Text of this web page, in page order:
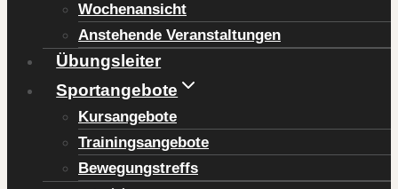
Wochenansicht
Anstehende Veranstaltungen
Übungsleiter
Sportangebote
Kursangebote
Trainingsangebote
Bewegungstreffs